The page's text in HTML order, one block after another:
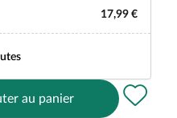
17,99 €
au panier